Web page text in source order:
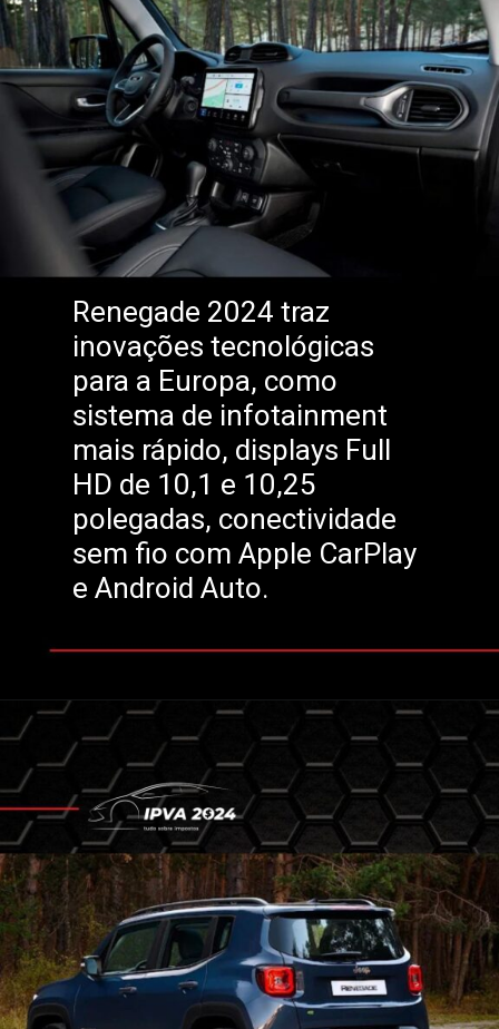
Renegade 2024 traz
inovações tecnológicas
para a Europa, como
sistema de infotainment
mais rápido, displays Full
HD de 10,1 e 10,25
polegadas, conectividade
sem fio com Apple CarPlay
e Android Auto.